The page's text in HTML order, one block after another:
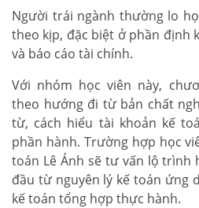
Người trái ngành thường lo
theo kịp, đặc biệt ở phần định
và báo cáo tài chính.
Với nhóm học viên này,
theo hướng đi từ bản chất
từ, cách hiểu tài khoản kế
phần hành. Trường hợp học
toán Lê Ánh sẽ tư vấn lộ trình
đầu từ nguyên lý kế toán ứng
kế toán tổng hợp thực hành.